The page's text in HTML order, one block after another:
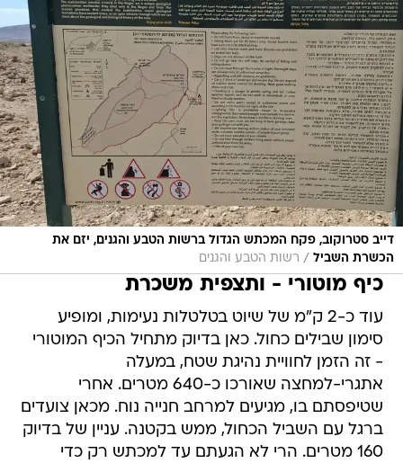
דייב סטרוקוב, פקח המכתש הגדול ברשות הטבע והגנים, יזם את
הכשרת השביל / רשות הטבע והגנים
כיף מוטורי - ותצפית משכרת
עוד כ-2 ק"מ של שיוט בטלטלות נעימות, ומופיע
סימון שבילים כחול. כאן בדיוק מתחיל הכיף המוטורי
- זה הזמן לחוויית נהיגת שטח, במעלה
אתגרי-למחצה שאורכו כ-640 מטרים. אחרי
שטיפסתם בו, מגיעים למרחב חנייה נוח. מכאן צועדים
ברגל עם השביל הכחול, ממש בקטנה. עניין של בדיוק
160 מטרים. הרי לא הגעתם עד למכתש רק כדי